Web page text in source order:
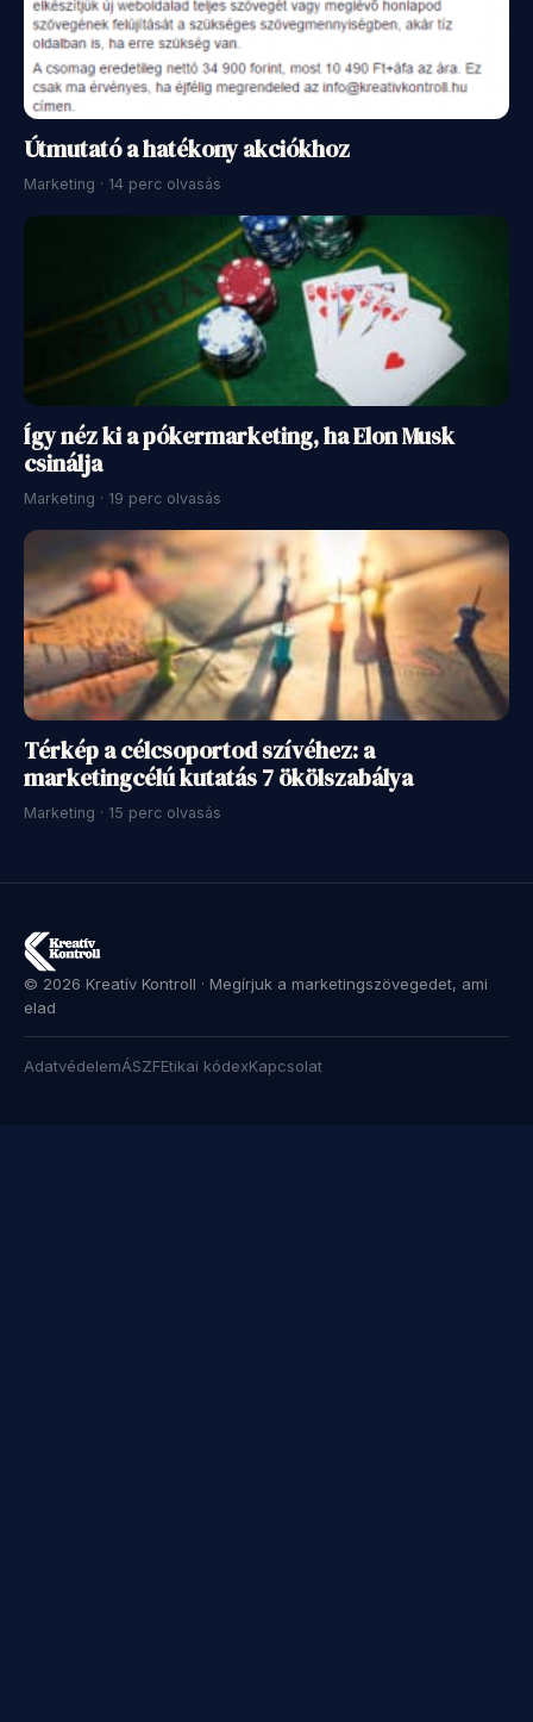
Útmutató a hatékony akciókhoz
Marketing · 14 perc olvasás
Így néz ki a pókermarketing, ha Elon Musk
csinálja
Marketing · 19 perc olvasás
Térkép a célcsoportod szívéhez: a
marketingcélú kutatás 7 ökölszabálya
Marketing · 15 perc olvasás
© 2026 Kreatív Kontroll · Megírjuk a marketingszövegedet, ami
elad
AdatvédelemÁSZFEtikai kódexKapcsolat